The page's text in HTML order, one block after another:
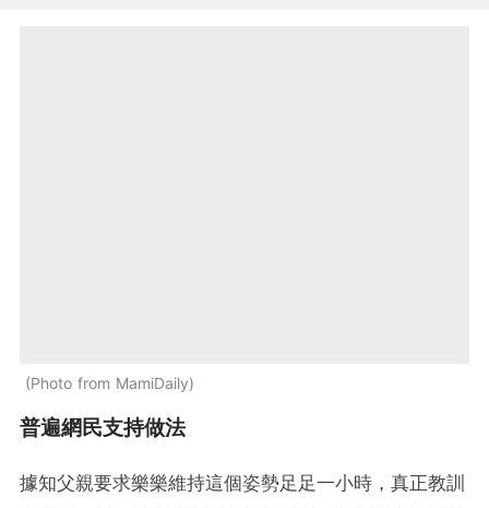
Photo from MamiDaily
普遍網民支持做法
據知父親要求樂樂維持這個姿勢足足一小時，真正教訓